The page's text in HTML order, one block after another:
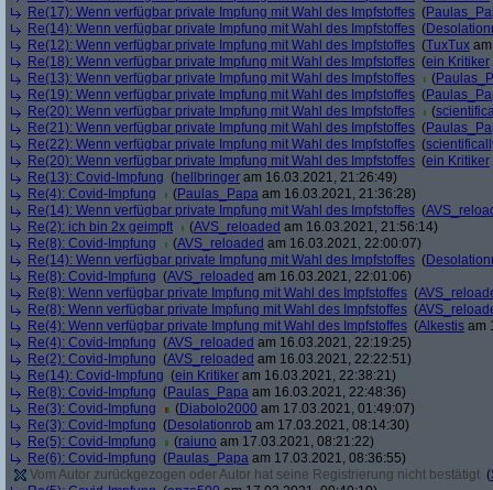
Re(17): Wenn verfügbar private Impfung mit Wahl des Impfstoffes (
Re(14): Wenn verfügbar private Impfung mit Wahl des Impfstoffes (
Re(12): Wenn verfügbar private Impfung mit Wahl des Impfstoffes (TuxTux
Re(18): Wenn verfügbar private Impfung mit Wahl des Impfstoffes (ein Kritiker
Re(13): Wenn verfügbar private Impfung mit Wahl des Impfstoffes
(
Re(19): Wenn verfügbar private Impfung mit Wahl des Impfstoffes (
Re(20): Wenn verfügbar private Impfung mit Wahl des Impfstoffes
(
Re(21): Wenn verfügbar private Impfung mit Wahl des Impfstoffes (
Re(22): Wenn verfügbar private Impfung mit Wahl des Impfstoffes (
Re(20): Wenn verfügbar private Impfung mit Wahl des Impfstoffes (ein Kritiker
Re(13): Covid-Impfung (hellbringer am 16.03.2021, 21:26:49)
Re(4): Covid-Impfung
(Paulas_Papa am 16.03.2021, 21:36:28)
Re(14): Wenn verfügbar private Impfung mit Wahl des Impfstoffes (
Re(2): ich bin 2x geimpft
(AVS_reloaded am 16.03.2021, 21:56:14)
Re(8): Covid-Impfung
(AVS_reloaded am 16.03.2021, 22:00:07)
Re(14): Wenn verfügbar private Impfung mit Wahl des Impfstoffes (
Re(8): Covid-Impfung (AVS_reloaded am 16.03.2021, 22:01:06)
Re(8): Wenn verfügbar private Impfung mit Wahl des Impfstoffes (
Re(8): Wenn verfügbar private Impfung mit Wahl des Impfstoffes (
Re(4): Wenn verfügbar private Impfung mit Wahl des Impfstoffes (Alkestis am
Re(4): Covid-Impfung (AVS_reloaded am 16.03.2021, 22:19:25)
Re(2): Covid-Impfung (AVS_reloaded am 16.03.2021, 22:22:51)
Re(14): Covid-Impfung (ein Kritiker am 16.03.2021, 22:38:21)
Re(8): Covid-Impfung (Paulas_Papa am 16.03.2021, 22:48:36)
Re(3): Covid-Impfung
(Diabolo2000 am 17.03.2021, 01:49:07)
Re(3): Covid-Impfung (Desolationrob am 17.03.2021, 08:14:30)
Re(5): Covid-Impfung
(raiuno am 17.03.2021, 08:21:22)
Re(6): Covid-Impfung (Paulas_Papa am 17.03.2021, 08:36:55)
Vom Autor zurückgezogen oder Autor hat seine Registrierung nicht bestätigt (